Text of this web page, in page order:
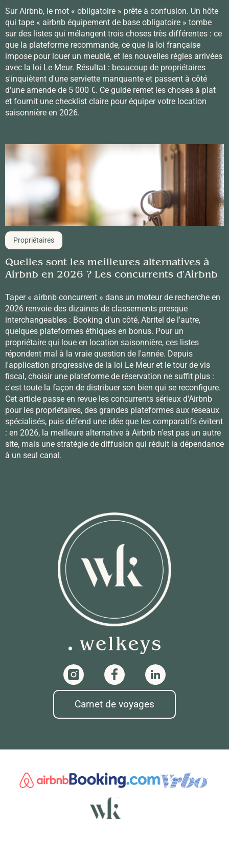
Sur Airbnb, le mot « obligatoire » prête à confusion. Un hôte
qui tape « airbnb équipement de base obligatoire » tombe
sur des listes qui mélangent trois choses très différentes : ce
que la plateforme recommande, ce que la loi française
impose pour louer un meublé, et les nouvelles règles arrivées
avec la loi Le Meur. Résultat : beaucoup de propriétaires
s'inquiètent d'une serviette manquante et passent à côté
d'une amende de 5 000 €. Ce guide remet les choses à plat
et fournit une checklist claire pour équiper votre location
saisonnière en 2026.
Propriétaires
Quelles sont les meilleures alternatives à
Airbnb en 2026 ? Les concurrents d'Airbnb
Taper « airbnb concurrent » dans un moteur de recherche en
2026 renvoie des dizaines de classements presque
interchangeables : Booking d'un côté, Abritel de l'autre,
quelques plateformes éthiques en bonus. Pour un
propriétaire qui loue en location saisonnière, ces listes
répondent mal à la vraie question de l'année. Depuis
l'application progressive de la loi Le Meur et le tour de vis
fiscal, choisir une plateforme de réservation ne suffit plus :
c'est toute la façon de distribuer son bien qui se reconfigure.
Cet article passe en revue les concurrents sérieux d'Airbnb
pour les propriétaires, des grandes plateformes aux réseaux
spécialisés, puis défend une idée que les comparatifs évitent
: en 2026, la meilleure alternative à Airbnb n'est pas un autre
site, mais une stratégie de diffusion qui réduit la dépendance
à un seul canal.
Carnet de voyages